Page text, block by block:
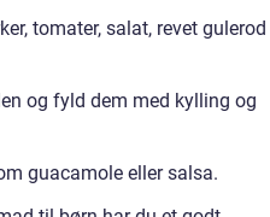
tomater, salat, revet
og fyld dem med kylling og
guacamole eller salsa.